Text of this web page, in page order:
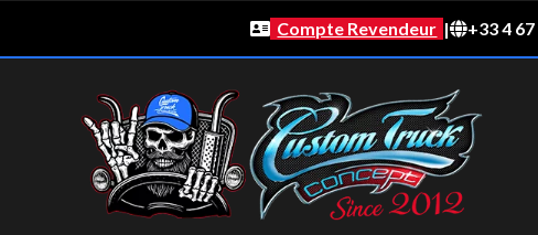
Compte Revendeur | +33 4